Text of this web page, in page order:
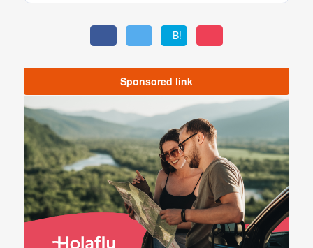
B!
Sponsored link